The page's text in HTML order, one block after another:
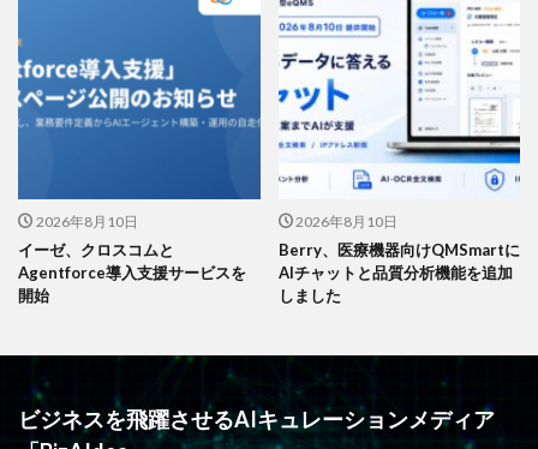
2026年8月10日
イーゼ、クロスコムと
Agentforce導入支援サービスを
開始
2026年8月10日
Berry、医療機器向けQMSmartに
AIチャットと品質分析機能を追加
しました
ビジネスを飛躍させるAIキュレーションメディア